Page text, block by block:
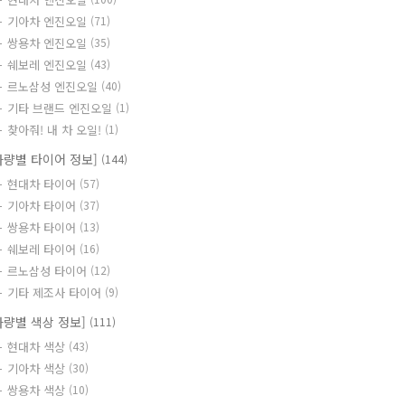
기아차 엔진오일 (71)
쌍용차 엔진오일 (35)
쉐보레 엔진오일 (43)
르노삼성 엔진오일 (40)
기타 브랜드 엔진오일 (1)
찾아줘! 내 차 오일! (1)
별 타이어 정보] (144)
현대차 타이어 (57)
기아차 타이어 (37)
쌍용차 타이어 (13)
쉐보레 타이어 (16)
르노삼성 타이어 (12)
기타 제조사 타이어 (9)
별 색상 정보] (111)
현대차 색상 (43)
기아차 색상 (30)
쌍용차 색상 (10)